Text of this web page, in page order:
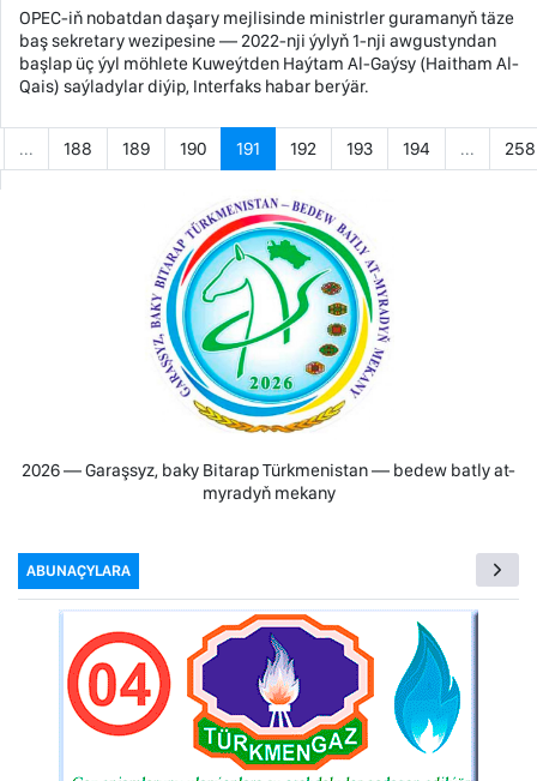
OPEC-iň nobatdan daşary mejlisinde ministrler guramanyň täze
baş sekretary wezipesine — 2022-nji ýylyň 1-nji awgustyndan
başlap üç ýyl möhlete Kuweýtden Haýtam Al-Gaýsy (Haitham Al-
Qais) saýladylar diýip, Interfaks habar berýär.
... 188 189 190 191 192 193 194 ... 258
2026 — Garaşsyz, baky Bitarap Türkmenistan — bedew batly at-
myradyň mekany
ABUNAÇYLARA